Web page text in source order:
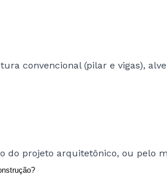
convencional (pilar e vigas),
do projeto arquitetônico, ou pelo